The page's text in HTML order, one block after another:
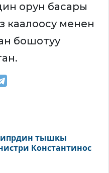
орун басары
каалоосу менен
бошотуу
тышкы
Константинос